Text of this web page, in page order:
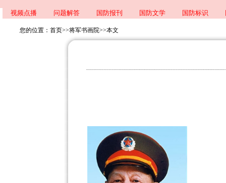
视频点播 问题解答 国防报刊 国防文学 国防标识
您的位置： 首页>>将军书画院>>本文